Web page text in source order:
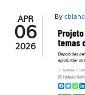
APR
06
2026
By